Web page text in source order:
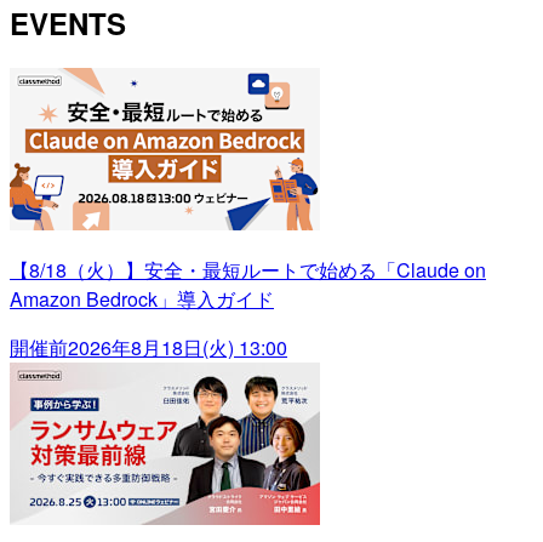
EVENTS
【8/18（火）】安全・最短ルートで始める「Claude on
Amazon Bedrock」導入ガイド
開催前2026年8月18日(火) 13:00